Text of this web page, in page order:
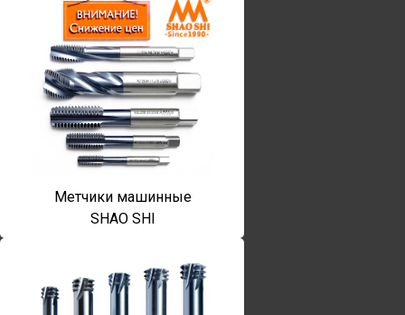
Метчики машинные
SHAO SHI